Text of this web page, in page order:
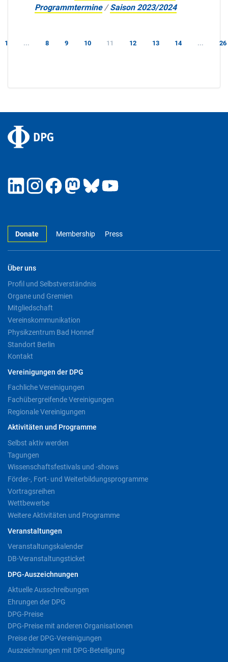
Programmtermine /Saison 2023/2024
1 ... 8 9 10 11 12 13 14 ... 26
Donate Membership Press
Über uns
Profil und Selbstverständnis
Organe und Gremien
Mitgliedschaft
Vereinskommunikation
Physikzentrum Bad Honnef
Standort Berlin
Kontakt
Vereinigungen der DPG
Fachliche Vereinigungen
Fachübergreifende Vereinigungen
Regionale Vereinigungen
Aktivitäten und Programme
Selbst aktiv werden
Tagungen
Wissenschaftsfestivals und -shows
Förder-, Fort- und Weiterbildungsprogramme
Vortragsreihen
Wettbewerbe
Weitere Aktivitäten und Programme
Veranstaltungen
Veranstaltungskalender
DB-Veranstaltungsticket
DPG-Auszeichnungen
Aktuelle Ausschreibungen
Ehrungen der DPG
DPG-Preise
DPG-Preise mit anderen Organisationen
Preise der DPG-Vereinigungen
Auszeichnungen mit DPG-Beteiligung